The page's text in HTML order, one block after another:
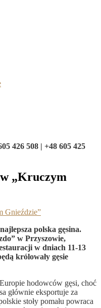
426 508 | +48 605 425
„Kruczym
polska gęsina.
w Przyszowie,
w dniach 11-13
królowały gęsie
hodowców gęsi, choć
głównie eksportuje za
stoły pomału powraca